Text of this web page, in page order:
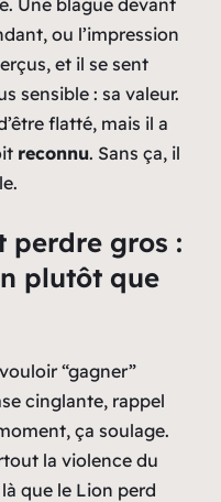
ou l’impression
et il se sent
sensible : sa valeur.
flatté, mais il a
reconnu. Sans ça, il
perdre gros :
plutôt que
“gagner”
cinglante, rappel
ça soulage.
la violence du
que le Lion perd